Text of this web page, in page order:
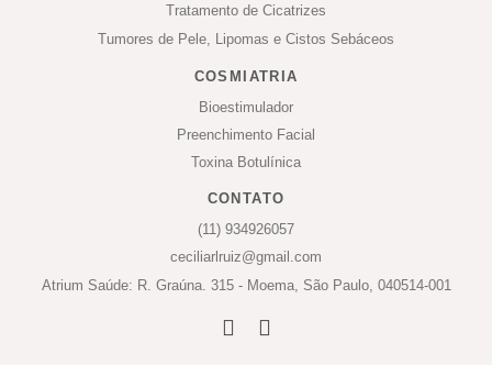
Tratamento de Cicatrizes
Tumores de Pele, Lipomas e Cistos Sebáceos
COSMIATRIA
Bioestimulador
Preenchimento Facial
Toxina Botulínica
CONTATO
(11) 934926057
ceciliarlruiz@gmail.com
Atrium Saúde: R. Graúna. 315 - Moema, São Paulo, 040514-001